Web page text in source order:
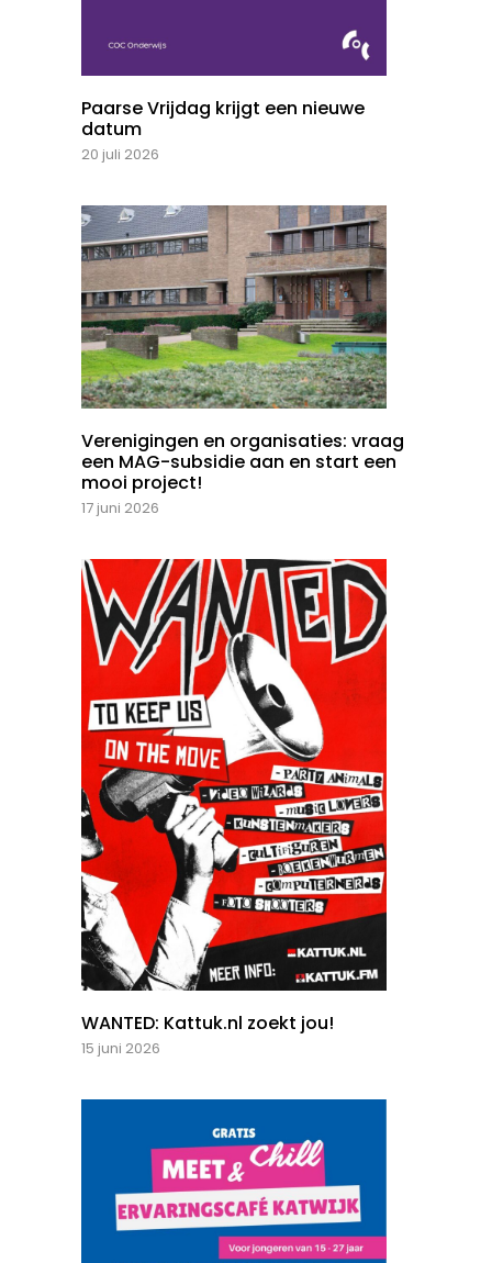
Paarse Vrijdag krijgt een nieuwe
datum
20 juli 2026
Verenigingen en organisaties: vraag
een MAG-subsidie aan en start een
mooi project!
17 juni 2026
WANTED: Kattuk.nl zoekt jou!
15 juni 2026